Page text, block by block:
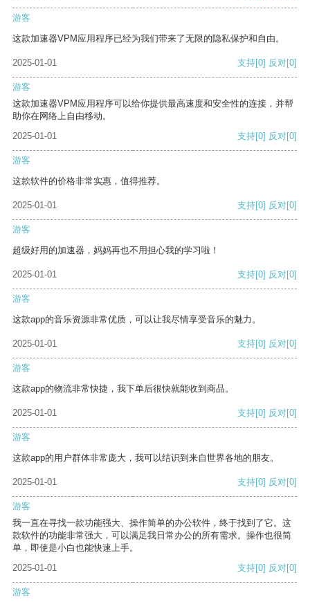
游客
这款加速器VPM应用程序已经为我们带来了无限的隐私保护和自由。
2025-01-01 支持[0] 反对[0]
游客
这款加速器VPM应用程序可以给你提供最高速度和安全性的连接，并帮
助你在网络上自由移动。
2025-01-01
支持[0] 反对[0]
游客
这款软件的价格非常实惠，值得推荐。
2025-01-01 支持[0] 反对[0]
游客
超级好用的加速器，妈妈再也不用担心我的学习啦！
2025-01-01 支持[0] 反对[0]
游客
这款app的音乐资源非常优质，可以让我尽情享受音乐的魅力。
2025-01-01 支持[0] 反对[0]
游客
这款app的物流非常快捷，我下单后很快就能收到商品。
2025-01-01 支持[0] 反对[0]
游客
这款app的用户群体非常庞大，我可以结识到来自世界各地的朋友。
2025-01-01 支持[0] 反对[0]
游客
我一直在寻找一款功能强大、操作简单的办公软件，终于找到了它。这
款软件的功能非常强大，可以满足我日常办公的所有需求。操作也很简
单，即使是小白也能快速上手。
2025-01-01
支持[0] 反对[0]
游客